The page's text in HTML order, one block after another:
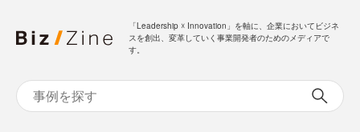
「Leadership ☓ Innovation」を軸に、企業においてビジネ
スを創出、変革していく事業開発者のためのメディアで
す。